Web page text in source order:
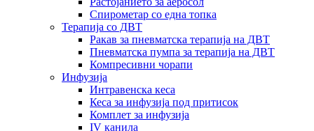
Спирометар со една топка
Терапија со ДВТ
Ракав за пневматска терапија на ДВТ
Пневматска пумпа за терапија на ДВТ
Компресивни чорапи
Инфузија
Интравенска кеса
Кеса за инфузија под притисок
Комплет за инфузија
IV канила